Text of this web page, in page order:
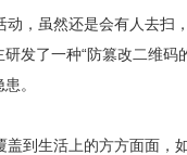
，虽然还是会有人去扫
发了一种“防篡改二维
。
到生活上的方方面面，